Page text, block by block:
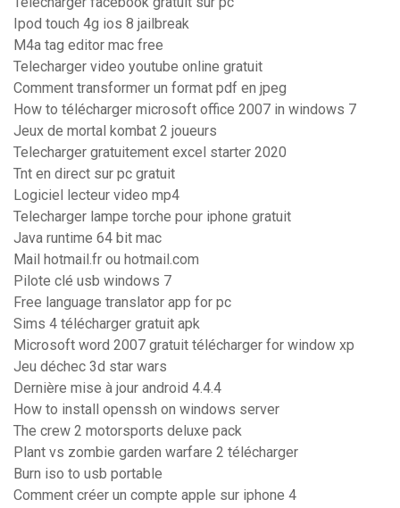
Ipod touch 4g ios 8 jailbreak
M4a tag editor mac free
Telecharger video youtube online gratuit
Comment transformer un format pdf en jpeg
How to télécharger microsoft office 2007 in windows 7
Jeux de mortal kombat 2 joueurs
Telecharger gratuitement excel starter 2020
Tnt en direct sur pc gratuit
Logiciel lecteur video mp4
Telecharger lampe torche pour iphone gratuit
Java runtime 64 bit mac
Mail hotmail.fr ou hotmail.com
Pilote clé usb windows 7
Free language translator app for pc
Sims 4 télécharger gratuit apk
Microsoft word 2007 gratuit télécharger for window xp
Jeu déchec 3d star wars
Dernière mise à jour android 4.4.4
How to install openssh on windows server
The crew 2 motorsports deluxe pack
Plant vs zombie garden warfare 2 télécharger
Burn iso to usb portable
Comment créer un compte apple sur iphone 4